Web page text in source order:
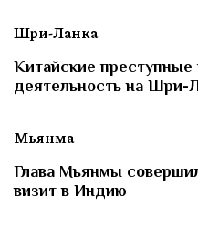
Шри-Ланка
Китайские преступные
деятельность на Шри-
Мьянма
Глава Мьянмы
визит в Индию